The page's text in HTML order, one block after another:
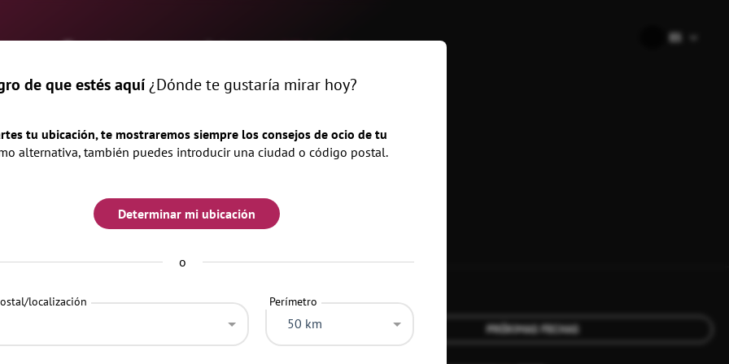
ES
Eventos revista Ubicaciones
PRÓXIMAS FECHAS
de que estés aquí¿Dónde te gustaría mirar hoy?
tu ubicación, te mostraremos siempre los consejos de ocio de tu
alternativa, también puedes introducir una ciudad o código postal.
Determinar mi ubicación
o
localización Perímetro
50 km